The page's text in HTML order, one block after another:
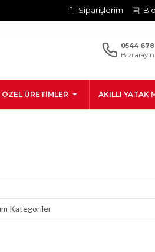
Siparişlerim
0544
Bizi arayın
ÖZEL ÜRETIMLER AKILLI YATAK